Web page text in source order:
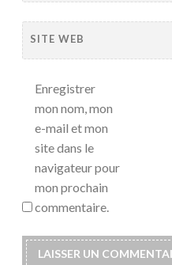
SITE WEB
Enregistrer
mon nom, mon
e-mail et mon
site dans le
navigateur pour
mon prochain
commentaire.